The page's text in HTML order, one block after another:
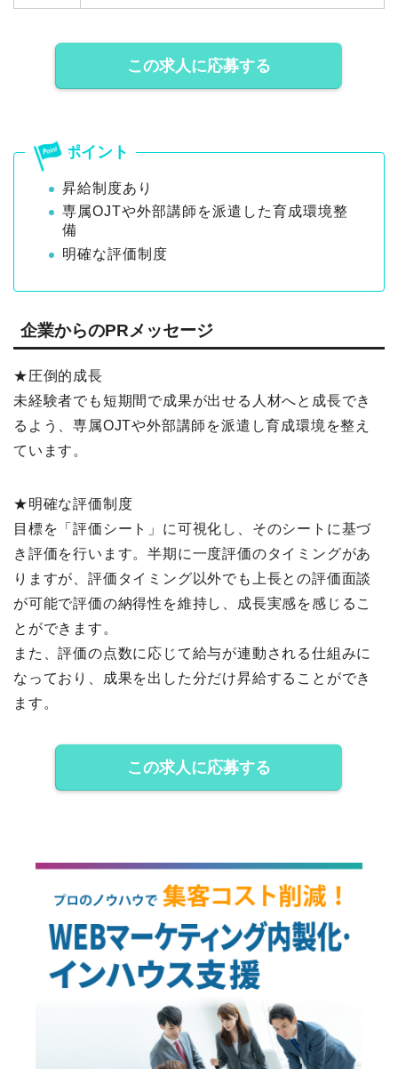
この求人に応募する
昇給制度あり
専属OJTや外部講師を派遣した育成環境整
備
明確な評価制度
企業からのPRメッセージ
★圧倒的成長
未経験者でも短期間で成果が出せる人材へと成長でき
るよう、専属OJTや外部講師を派遣し育成環境を整え
ています。
★明確な評価制度
目標を「評価シート」に可視化し、そのシートに基づ
き評価を行います。半期に一度評価のタイミングがあ
りますが、評価タイミング以外でも上長との評価面談
が可能で評価の納得性を維持し、成長実感を感じるこ
とができます。
また、評価の点数に応じて給与が連動される仕組みに
なっており、成果を出した分だけ昇給することができ
ます。
この求人に応募する